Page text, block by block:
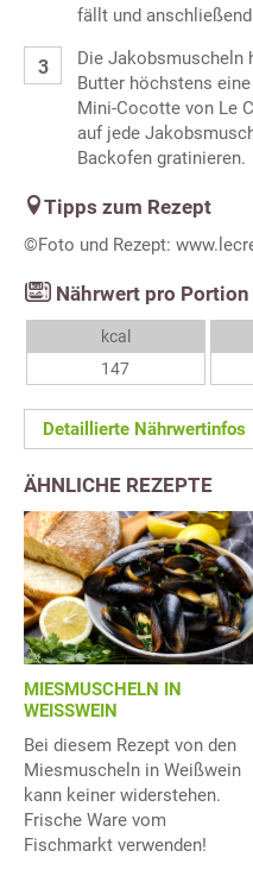
fällt und
Die Jakobsmuscheln
Butter höchstens
Mini-Cocotte von Le
auf jede
Backofen gratinieren.
Tipps zum Rezept
©Foto und Rezept:
Nährwert pro Portion
kcal
147
Detaillierte Nährwertinfos
ÄHNLICHE REZEPTE
MIESMUSCHELN IN
WEISSWEIN
Bei diesem Rezept von den
Miesmuscheln in Weißwein
kann keiner widerstehen.
Frische Ware vom
Fischmarkt verwenden!